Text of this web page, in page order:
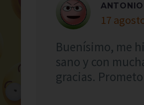
17
Buenísimo, me
sano y con
gracias.